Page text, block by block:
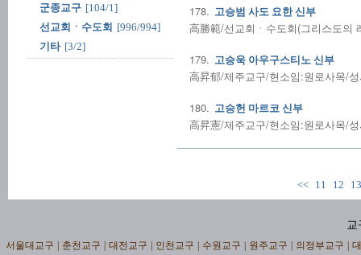
군종교구 [104/1]
선교회ㆍ수도회 [996/994]
기타 [3/2]
178. 고승범 사도 요한 신부
高勝範/선교회ㆍ수도회(그리스도의
179. 고승욱 아우구스티노 신부
高昇郁/제주교구/현소임:원로사목/
180. 고승헌 마르코 신부
高昇憲/제주교구/현소임:원로사목/
<< 11 12 13
교
서울대교구 춘천교구 대전교구 인천교구 수원교구 원주교구 의정부교구